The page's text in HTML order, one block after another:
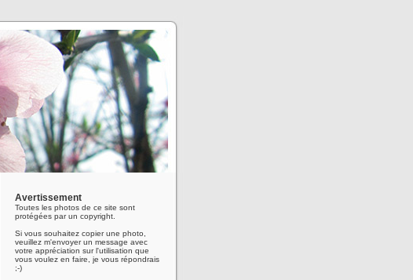
Avertissement
Toutes les photos de ce site sont
protégées par un copyright.
Si vous souhaitez copier une photo,
veuillez m'envoyer un message avec
votre appréciation sur l'utilisation que
vous voulez en faire, je vous répondrais
;-)